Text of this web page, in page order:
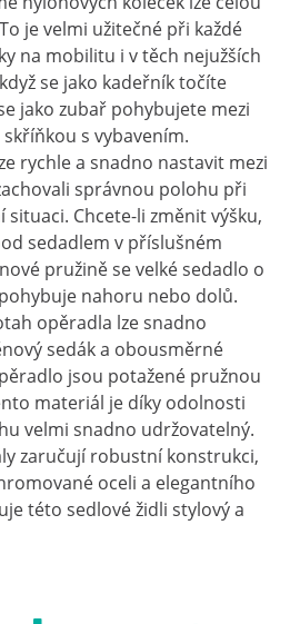
je velmi užitečné při každé
na mobilitu i v těch nejužších
se jako kadeřník točíte
jako zubař pohybujete mezi
s vybavením.
rychle a snadno nastavit mezi
správnou polohu při
situaci. Chcete-li změnit výšku,
sedadlem v příslušném
pružině se velké sedadlo o
nahoru nebo dolů.
opěradla lze snadno
sedák a obousměrné
jsou potažené pružnou
materiál je díky odolnosti
velmi snadno udržovatelný.
zaručují robustní konstrukci,
oceli a elegantního
této sedlové židli stylový a